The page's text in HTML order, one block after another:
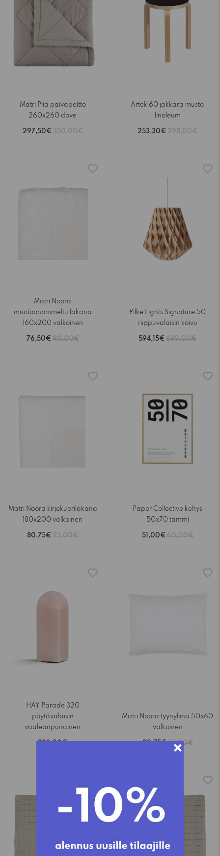
Matri Piia päiväpeitto
260x260 dove
297,50€ 350,00€
Artek 60 jakkara musta
linoleum
253,30€ 298,00€
Matri Noora
muotoonommeltu lakana
160x200 valkoinen
76,50€ 90,00€
Pilke Lights Signature 50
riippuvalaisin koivu
594,15€ 699,00€
Matri Noora kirjekuorilakana
180x200 valkoinen
80,75€ 95,00€
Paper Collective kehys
50x70 tammi
51,00€ 60,00€
HAY Parade 320
pöytävalaisin
vaaleanpunainen
323,00€
Matri Noora tyynyliina 50x60
valkoinen
29,75€ 35,00€